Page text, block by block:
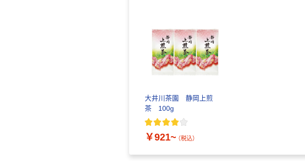
大井川茶園 静岡上煎
茶 100g
￥921~ （税込）